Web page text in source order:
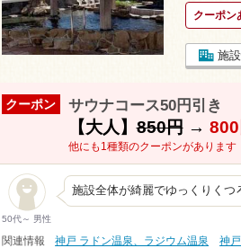
クーポン
施
クーポン サウナコース50円引き
【大人】850円→ 800
他にも1種類のクーポンがあります
50代～ 男性
施設全体が綺麗でゆっくりくつ
関連情報 神戸 ラドン温泉、ラジウム温泉 神